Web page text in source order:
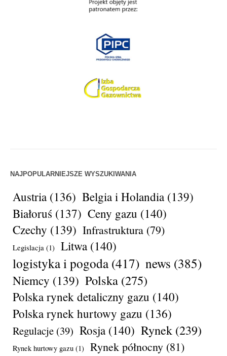
NAJPOPULARNIEJSZE WYSZUKIWANIA
Austria(136) Belgia i Holandia(139)
Białoruś (137) Ceny gazu (140)
Czechy (139) Infrastruktura (79)
Legislacja (1) Litwa(140)
logistyka i pogoda(417) news (385)
Niemcy (139) Polska (275)
Polska rynek detaliczny gazu (140)
Polska rynek hurtowy gazu (136)
Regulacje (39) Rosja(140) Rynek (239)
Rynek hurtowy gazu (1) Rynek północny (81)